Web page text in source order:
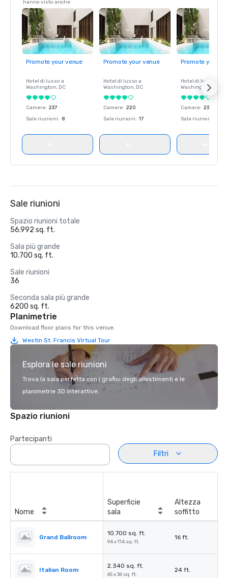
hanno visto anche
Promote your venue
Hotel di lusso a
Washington, DC
Camere: 237
Sale riunioni: 8
Promote your venue
Hotel di lusso a
Washington, DC
Camere: 220
Sale riunioni: 17
Promote your
Hotel di lusso a
Washington
Camere: 237
Sale riunioni
Sale riunioni
Spazio riunioni totale
56.992 sq. ft.
Sala più grande
10.700 sq. ft.
Sale riunioni
36
Seconda sala più grande
6200 sq. ft.
Planimetrie
Download floor plans for this venue.
Westin St. Francis Virtual Tour
Esplora le sale riunioni
Trova la sala perfetta con i grafici degli allestimenti e le
planimetrie 3D interattive.
Spazio riunioni
Partecipanti
Filtri
Nome
Superficie
sala
Altezza
soffitto
Grand Ballroom
10.700 sq. ft.
94 x 114 sq. ft.
16 ft.
Italian Room
2.340 sq. ft.
65 x 36 sq. ft.
24 ft.